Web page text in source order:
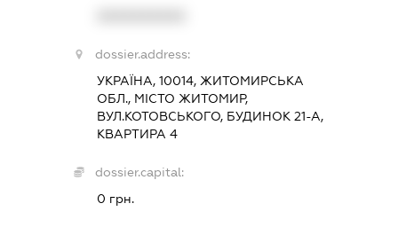
dossier.address:
УКРАЇНА, 10014, ЖИТОМИРСЬКА
ОБЛ., МІСТО ЖИТОМИР,
ВУЛ.КОТОВСЬКОГО, БУДИНОК 21-А,
КВАРТИРА 4
dossier.capital:
0 грн.